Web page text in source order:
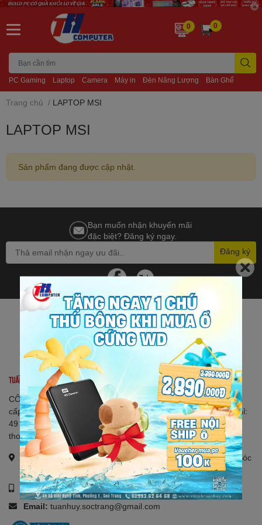
PC Gaming Laptop Camera Máy in Đèn Năng Lượng Bàn Ghế
0 0
Trang chủ / LAPTOP MSI
LAPTOP MSI
Sản phẩm đang được cập nhật.
Bạn muốn nhận khuyến mãi
đặc biệt? Đăng ký ngay.
Đăng ký
CÔNG TY TNHH VI TÍNH TUẤN HUY - GPĐKKD: 2200802075
cấp ngày 11/08/2022 cấp tại Sở KH & ĐT TP. Sóc Trăng. Địa chỉ:
49 Xô Viết Nghệ Tĩnh, Phường 1, Thành Phố Sóc Trăng. Điện
thoại: 02993 626 468
Địa chỉ:Số 49 Xô Viết Nghệ Tĩnh, Phường 1, Thành Phố Sóc
Trăng
Số điện thoại:02993 62 64 68-0915 606 206
Email: tuanhuy.soctrang@gmail.com